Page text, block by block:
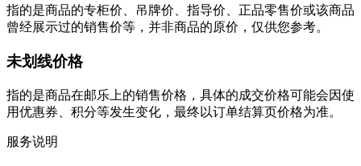
指的是商品的专柜价、吊牌价、指导价、正品零售价或该商品
曾经展示过的销售价等，并非商品的原价，仅供您参考。
未划线价格
指的是商品在邮乐上的销售价格，具体的成交价格可能会因使
用优惠券、积分等发生变化，最终以订单结算页价格为准。
服务说明